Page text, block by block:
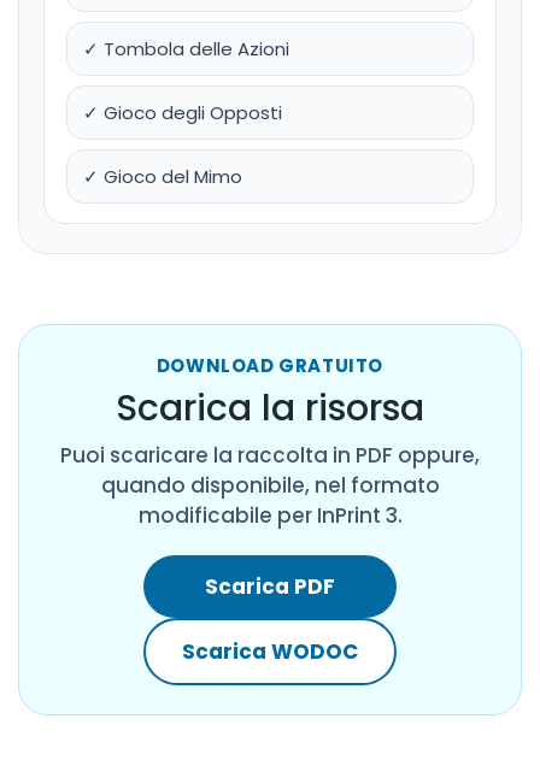
✓ Tombola delle Azioni
✓ Gioco degli Opposti
✓ Gioco del Mimo
DOWNLOAD GRATUITO
Scarica la risorsa
Puoi scaricare la raccolta in PDF oppure,
quando disponibile, nel formato
modificabile per InPrint 3.
Scarica PDF
Scarica WODOC